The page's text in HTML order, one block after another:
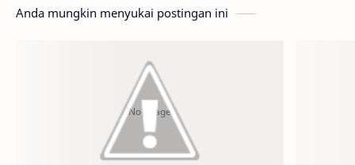
Anda mungkin menyukai postingan ini